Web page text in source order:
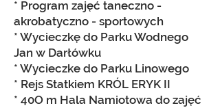
* Program zajęć taneczno -
akrobatyczno - sportowych
* Wycieczkę do Parku Wodnego
Jan w Darłówku
* Wycieczke do Parku Linowego
* Rejs Statkiem KRÓL ERYK II
* 40O m Hala Namiotowa do zajęć